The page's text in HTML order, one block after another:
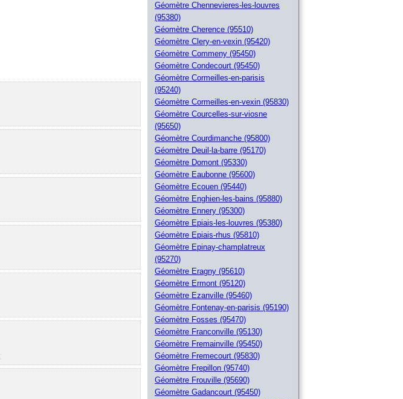
Géomètre Chennevieres-les-louvres
(95380)
Géomètre Cherence (95510)
Géomètre Clery-en-vexin (95420)
Géomètre Commeny (95450)
Géomètre Condecourt (95450)
Géomètre Cormeilles-en-parisis
(95240)
Géomètre Cormeilles-en-vexin (95830)
Géomètre Courcelles-sur-viosne
(95650)
Géomètre Courdimanche (95800)
Géomètre Deuil-la-barre (95170)
Géomètre Domont (95330)
Géomètre Eaubonne (95600)
Géomètre Ecouen (95440)
Géomètre Enghien-les-bains (95880)
Géomètre Ennery (95300)
Géomètre Epiais-les-louvres (95380)
Géomètre Epiais-rhus (95810)
Géomètre Epinay-champlatreux
(95270)
Géomètre Eragny (95610)
Géomètre Ermont (95120)
Géomètre Ezanville (95460)
Géomètre Fontenay-en-parisis (95190)
Géomètre Fosses (95470)
Géomètre Franconville (95130)
Géomètre Fremainville (95450)
Géomètre Fremecourt (95830)
Géomètre Frepillon (95740)
Géomètre Frouville (95690)
Géomètre Gadancourt (95450)